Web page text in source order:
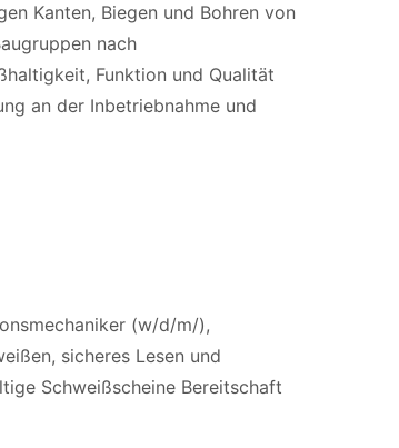
Kanten, Biegen und Bohren von
nach
Funktion und Qualität
an der Inbetriebnahme und
(w/d/m/),
sicheres Lesen und
Schweißscheine Bereitschaft